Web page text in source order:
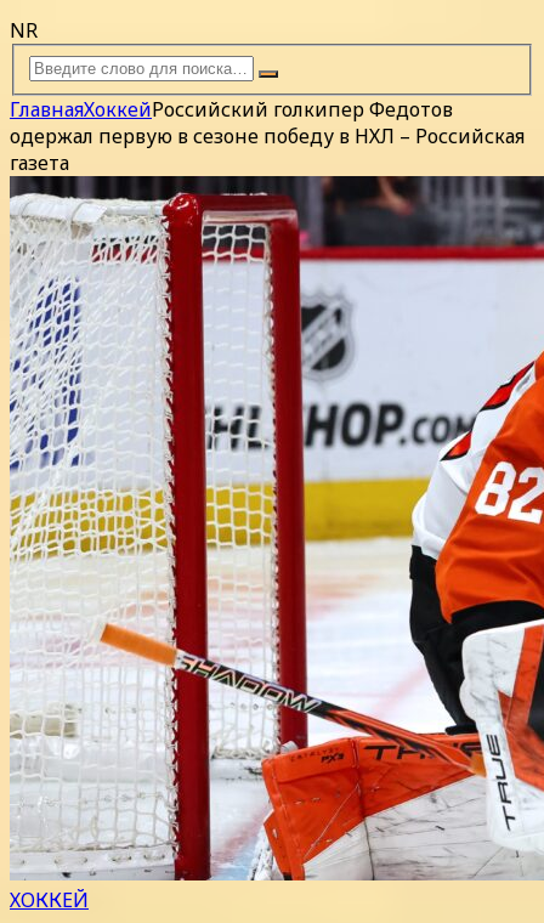
NR
ГлавнаяХоккейРоссийский голкипер Федотов
одержал первую в сезоне победу в НХЛ – Российская
газета
ХОККЕЙ